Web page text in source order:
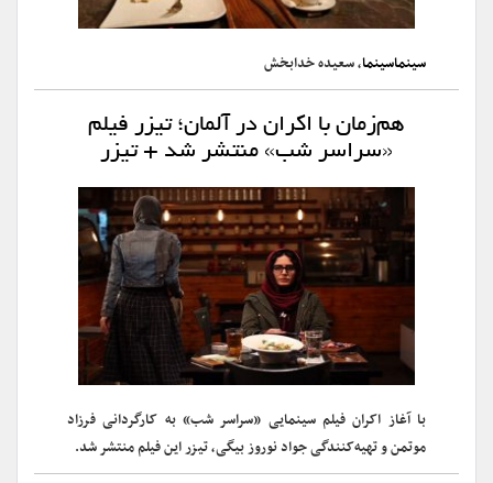
سینماسینما، سعیده خدابخش
هم‌زمان با اکران در آلمان؛ تیزر فیلم
«سراسر شب» منتشر شد + تیزر
با آغاز اکران فیلم سینمایی «سراسر شب» به کارگردانی فرزاد
موتمن و تهیه‌کنندگی جواد نوروز بیگی، تیزر این فیلم منتشر شد.